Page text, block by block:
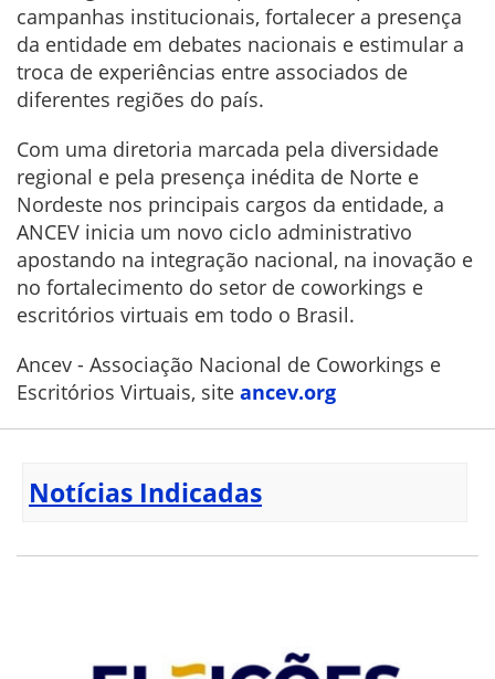
campanhas institucionais, fortalecer a presença
da entidade em debates nacionais e estimular a
troca de experiências entre associados de
diferentes regiões do país.
Com uma diretoria marcada pela diversidade
regional e pela presença inédita de Norte e
Nordeste nos principais cargos da entidade, a
ANCEV inicia um novo ciclo administrativo
apostando na integração nacional, na inovação e
no fortalecimento do setor de coworkings e
escritórios virtuais em todo o Brasil.
Ancev - Associação Nacional de Coworkings e
Escritórios Virtuais, site ancev.org
Notícias Indicadas